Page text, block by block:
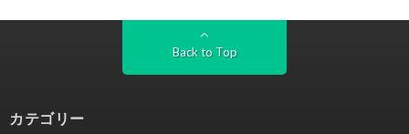
Back to Top
カテゴリー